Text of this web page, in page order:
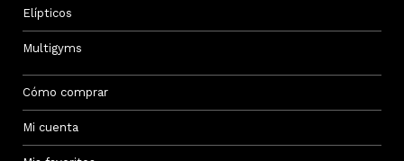
Elípticos
Multigyms
Cómo comprar
Mi cuenta